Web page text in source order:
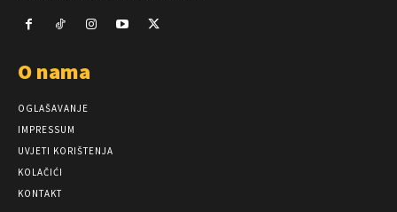
O nama
OGLAŠAVANJE
IMPRESSUM
UVJETI KORIŠTENJA
KOLAČIĆI
KONTAKT